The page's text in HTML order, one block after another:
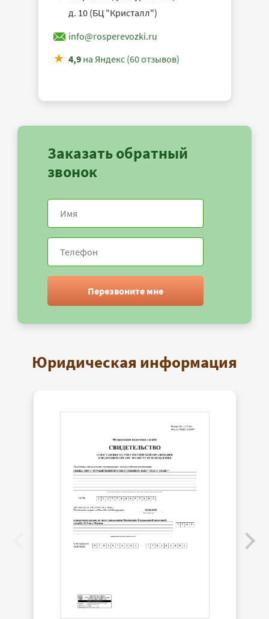
д. 10 (БЦ "Кристалл")
info@rosperevozki.ru
4,9на Яндекс (60 отзывов)
Заказать обратный
звонок
Перезвоните мне
Юридическая информация